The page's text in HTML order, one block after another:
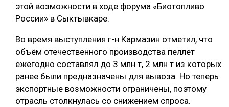
БЕЗОПАСНОЕ ПРОИЗВОДСТВО
СОРТИРОВКА ДРЕВЕСИНЫ
СУШКА ДРЕВЕСИНЫ
этой возможности в ходе форума «Биотопливо
России» в Сыктывкаре.
Во время выступления г-н Кармазин отметил, что
объём отечественного производства пеллет
ежегодно составлял до 3 млн т, 2 млн т из которых
ранее были предназначены для вывоза. Но теперь
экспортные возможности ограничены, поэтому
отрасль столкнулась со снижением спроса.